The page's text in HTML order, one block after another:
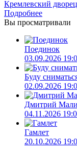
Кремлевский дворец
Подробнее
Вы просматривали
Поединок
03.09.2026
Буду
02.09.2026
Дмитрий
04.11.2026
Гамлет
20.10.2026